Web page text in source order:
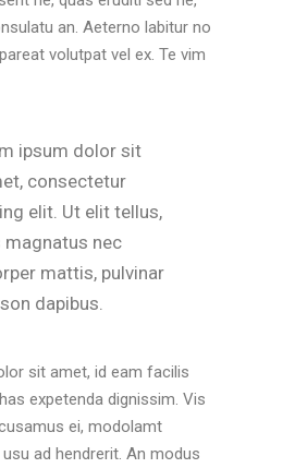
an. Aeterno labitur no
volutpat vel ex. Te vim
ipsum dolor sit
consectetur
elit. Ut elit tellus,
magnatus nec
mattis, pulvinar
son dapibus.
sit amet, id eam facilis
expetenda dignissim. Vis
ei, modolamt
ad hendrerit. An modus